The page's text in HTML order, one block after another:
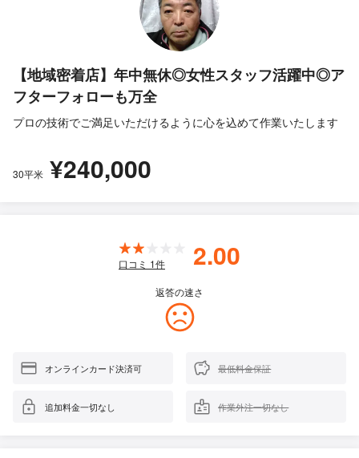
【地域密着店】年中無休◎女性スタッフ活躍中◎ア
フターフォローも万全
プロの技術でご満足いただけるように心を込めて作業いたします
30平米 ¥240,000
口コミ 1件 2.00
返答の速さ
オンラインカード決済可 最低料金保証
追加料金一切なし 作業外注一切なし